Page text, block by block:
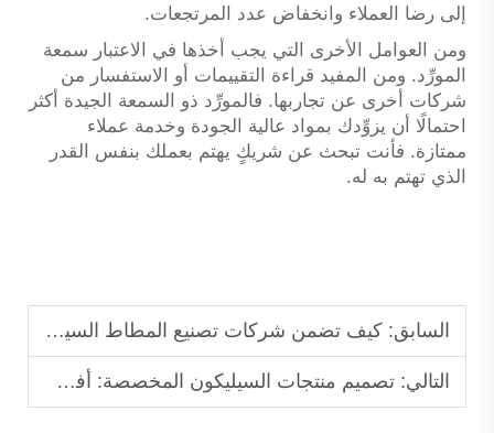
إلى رضا العملاء وانخفاض عدد المرتجعات.
ومن العوامل الأخرى التي يجب أخذها في الاعتبار سمعة
المورِّد. ومن المفيد قراءة التقييمات أو الاستفسار من
شركات أخرى عن تجاربها. فالمورِّد ذو السمعة الجيدة أكثر
احتمالًا أن يزوِّدك بمواد عالية الجودة وخدمة عملاء
ممتازة. فأنت تبحث عن شريكٍ يهتم بعملك بنفس القدر
الذي تهتم به له.
السابق: كيف تضمن شركات تصنيع المطاط السيليكوني جودة منتجاتها باستمرار
التالي: تصميم منتجات السيليكون المخصصة: أفضل الممارسات لمشتري الشركات المصنعة الأصلية (OEM)